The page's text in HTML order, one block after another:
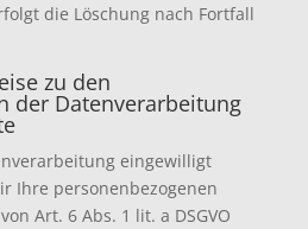
die Löschung nach Fortfall
zu den
der Datenverarbeitung
eingewilligt
Ihre personenbezogenen
Art. 6 Abs. 1 lit. a DSGVO